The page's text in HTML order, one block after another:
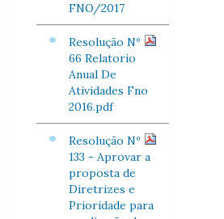
FNO/2017
Resolução Nº
66 Relatorio
Anual De
Atividades Fno
2016.pdf
Resolução Nº
133 - Aprovar a
proposta de
Diretrizes e
Prioridade para